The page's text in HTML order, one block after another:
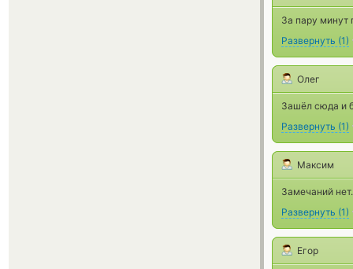
За пару минут
Развернуть (1)
Олег
Зашёл сюда и
Развернуть (1)
Максим
Замечаний
Развернуть (1)
Егор